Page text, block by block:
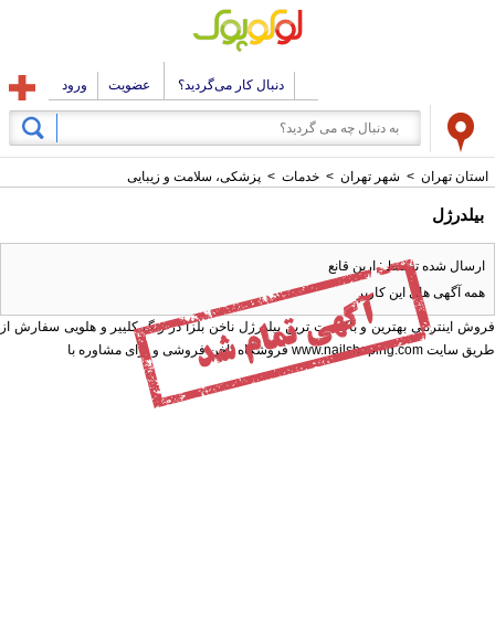
دنبال کار می‌گردید؟ عضویت ورود
استان تهران > شهر تهران > خدمات > پزشکی، سلامت و زیبایی
بیلدرژل
ارسال شده توسط : ارین قانع
همه آگهی های این کاربر
فروش اینترنتی بهترین و باکیفیت ترین بیلدرژل ناخن بلزا در رنگ کلییر و هلویی سفارش از
طریق سایت www.nailshoping.com فروشگاه ناخن فروشی و برای مشاوره با